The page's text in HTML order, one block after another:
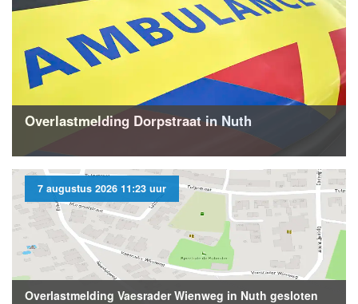
Overlastmelding Dorpstraat in Nuth
7 augustus 2026 11:23 uur
Overlastmelding Vaesrader Wienweg in Nuth gesloten